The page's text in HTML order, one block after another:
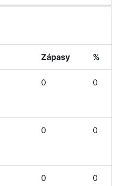
Zápasy %
0 0
0 0
0 0